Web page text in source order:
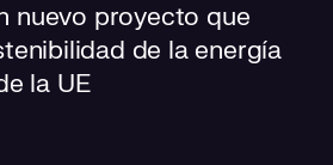
nuevo proyecto que
de la energía
la UE